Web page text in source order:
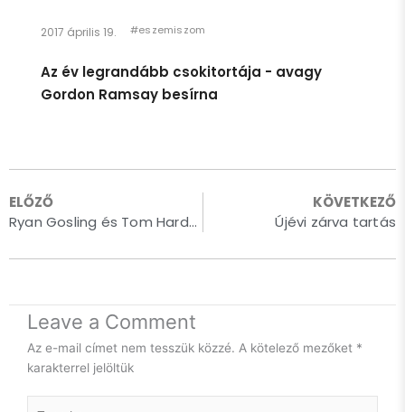
Egészen pár héttel ezelőttig úgy éreztem, hogy én egy
és így is kezeltek.
büszkeséggel tölt el.
Ugyanakkor, idén 40 éves leszek. És innentől kezdve így is
fogok viselkedni. Cserébe elvárom, hogy úgy is kezeljenek.
2017 április 19. #eszemiszom
Az év legrandább csokitortája - avagy
Gordon Ramsay besírna
ELŐZŐ
Ryan Gosling és Tom Hardy a Tiétek lehet – a többiek mennek az én naptáramba!
KÖVETKEZŐ
Újévi zárva tartás
Leave a Comment
Az e-mail címet nem tesszük közzé. A kötelező mezőket *
karakterrel jelöltük